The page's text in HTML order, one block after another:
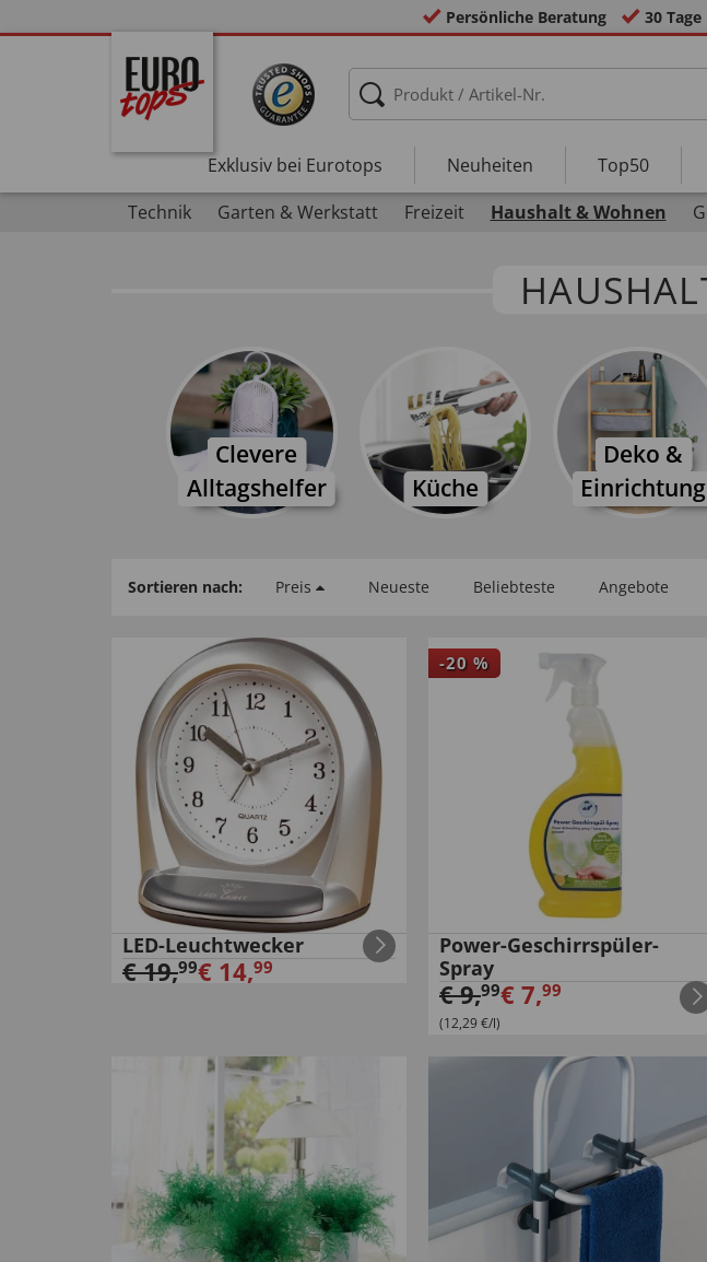
Persönliche Beratung 30 Tage
Exklusiv bei Eurotops Neuheiten Top50
Technik
Garten & Werkstatt Freizeit Haushalt & Wohnen
Clevere
Alltagshelfer
Küche
Deko &
Einrichtung
Sortieren nach: Preis Neueste Beliebteste Angebote
LED-Leuchtwecker
€19,99€ 14,99
-20 %
Power-Geschirrspüler-
Spray
€9,99€ 7,99
(12,29 €/l)